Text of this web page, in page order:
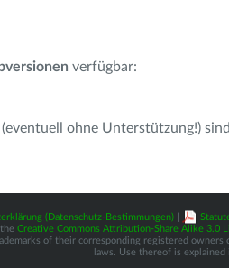
verfügbar:
ohne Unterstützung!) sind
(Datenschutz-Bestimmungen)
Creative Commons Attribution-Share Alike 3.0
of their corresponding registered
laws. Use thereof is explained